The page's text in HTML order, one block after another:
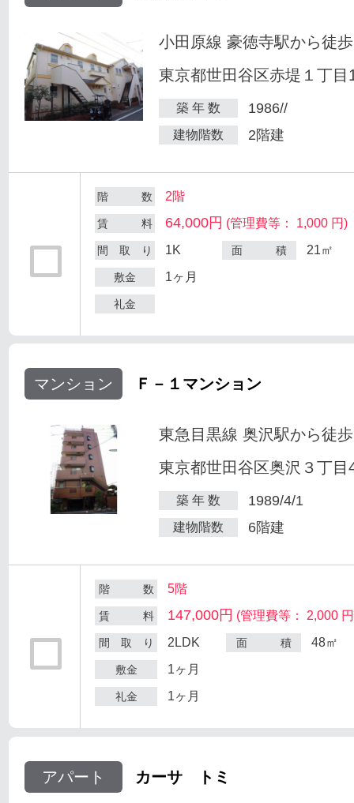
小田原線 豪徳寺駅から徒
東京都世田谷区赤堤１丁目
築 年 数 1986//
建物階数 2階建
階 数 2階
賃 料 64,000円 (管理費等： 1,000 円)
間 取 り 1K 面 積 21㎡
敷金 1ヶ月
礼金
マンション Ｆ－１マンション
東急目黒線 奥沢駅から徒
東京都世田谷区奥沢３丁目
築 年 数 1989/4/1
建物階数 6階建
階 数 5階
賃 料 147,000円 (管理費等： 2,000
間 取 り 2LDK 面 積 48㎡
敷金 1ヶ月
礼金 1ヶ月
アパート カーサ トミ